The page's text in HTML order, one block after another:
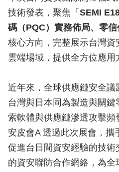
技術發表，聚焦「 SEMI
碼（PQC）實務佈局、零
核心方向，完整展示台灣資
雲端場域，提供全方位應用
近年來，全球供應鏈安全
台灣與日本同為製造與關
索軟體與供應鏈滲透攻擊
安皮會A 透過此次展會，攜
促進台日間資安經驗的技術
的資安聯防合作網絡，為